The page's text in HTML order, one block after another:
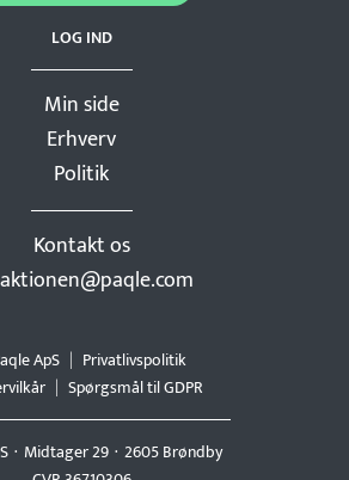
Min side
Erhverv
Politik
Kontakt os
LOG IND
Midtager 29 2605 Brøndby
ApS
Privatlivspolitik
Spørgsmål til GDPR